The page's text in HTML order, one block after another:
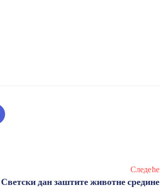
Следеће
Светски дан заштите животне средине